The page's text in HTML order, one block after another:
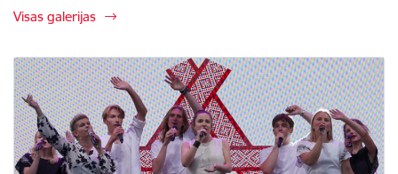
Visas galerijas